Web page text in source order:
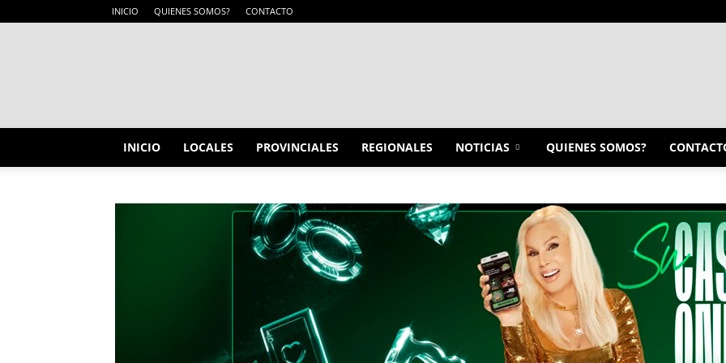
INICIO QUIENES SOMOS? CONTACTO
INFO
CONQUISTADORES
INICIO LOCALES PROVINCIALES REGIONALES NOTICIAS QUIENES SOMOS?